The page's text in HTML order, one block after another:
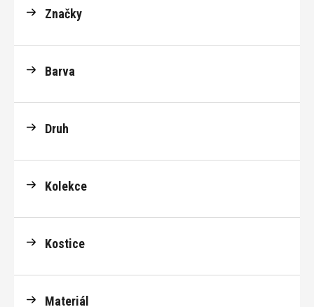
Značky
Barva
Druh
Kolekce
Kostice
Materiál